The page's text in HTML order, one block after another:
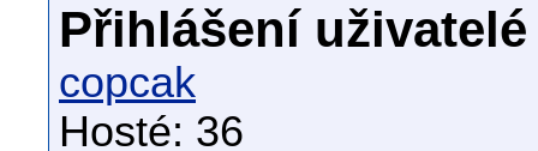
Přihlášení uživatelé
copcak
Hosté: 36